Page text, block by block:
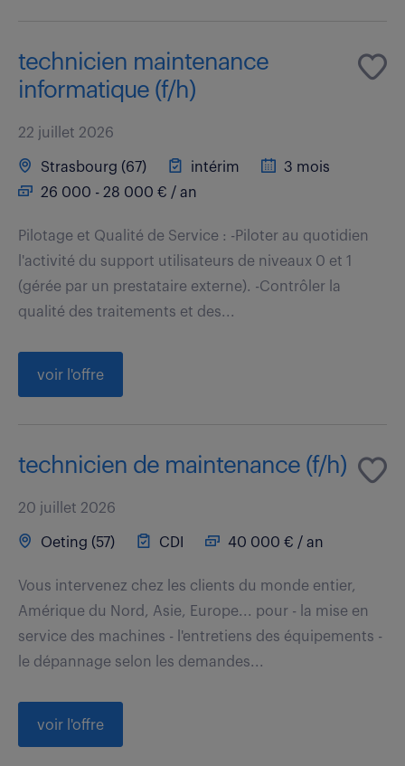
technicien maintenance
informatique (f/h)
22 juillet 2026
Strasbourg (67) intérim
3 mois
26 000 - 28 000 € / an
Pilotage et Qualité de Service : -Piloter au quotidien
l'activité du support utilisateurs de niveaux 0 et 1
(gérée par un prestataire externe). -Contrôler la
qualité des traitements et des...
voir l'offre
technicien de maintenance (f/h)
20 juillet 2026
Oeting (57) CDI 40 000 € / an
Vous intervenez chez les clients du monde entier,
Amérique du Nord, Asie, Europe... pour - la mise en
service des machines - l'entretiens des équipements -
le dépannage selon les demandes...
voir l'offre